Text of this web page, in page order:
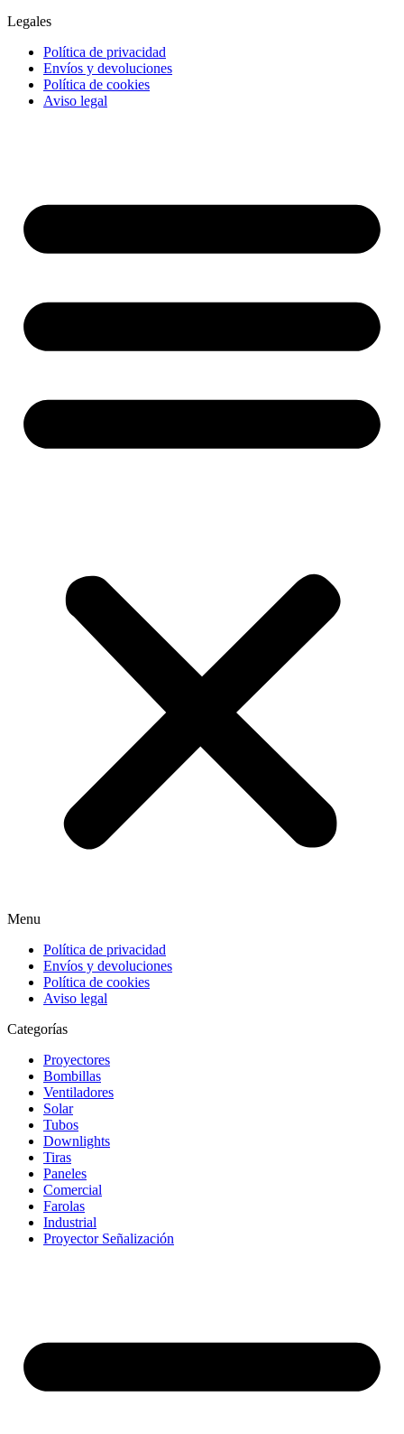
Legales
Política de privacidad
Envíos y devoluciones
Política de cookies
Aviso legal
Menu
Política de privacidad
Envíos y devoluciones
Política de cookies
Aviso legal
Categorías
Proyectores
Bombillas
Ventiladores
Solar
Tubos
Downlights
Tiras
Paneles
Comercial
Farolas
Industrial
Proyector Señalización